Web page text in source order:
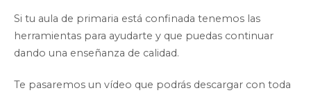
Si tu aula de primaria está confinada tenemos las
herramientas para ayudarte y que puedas continuar
dando una enseñanza de calidad.
Te pasaremos un vídeo que podrás descargar con toda